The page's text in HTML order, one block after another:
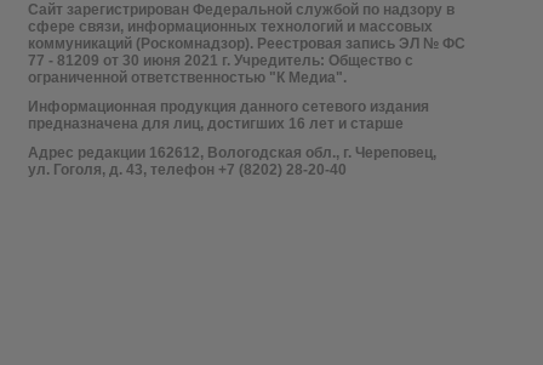
Сайт зарегистрирован Федеральной службой по надзору в
сфере связи, информационных технологий и массовых
коммуникаций (Роскомнадзор). Реестровая запись ЭЛ № ФС
77 - 81209 от 30 июня 2021 г. Учредитель: Общество с
ограниченной ответственностью "К Медиа".
Информационная продукция данного сетевого издания
предназначена для лиц, достигших 16 лет и старше
Адрес редакции 162612, Вологодская обл., г. Череповец,
ул. Гоголя, д. 43, телефон +7 (8202) 28-20-40